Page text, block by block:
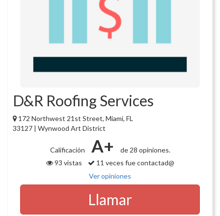
D&R Roofing Services
172 Northwest 21st Street, Miami, FL
33127 | Wynwood Art District
Calificación A+
de 28 opiniones.
93 vistas
11 veces fue contactad@
Ver opiniones
Llamar